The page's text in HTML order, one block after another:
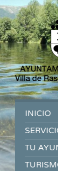
INICIO
TU